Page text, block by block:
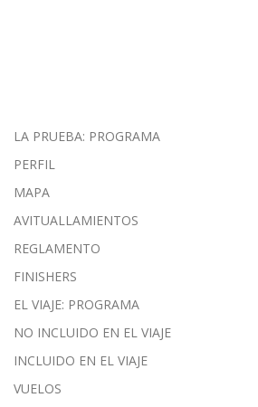
LA PRUEBA: PROGRAMA
PERFIL
MAPA
AVITUALLAMIENTOS
REGLAMENTO
FINISHERS
EL VIAJE: PROGRAMA
NO INCLUIDO EN EL VIAJE
INCLUIDO EN EL VIAJE
VUELOS